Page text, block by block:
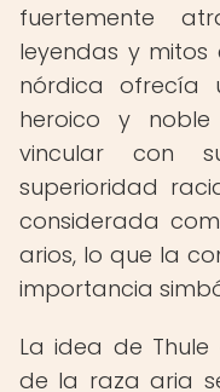
fuertemente
leyendas y mitos
nórdica ofrecía
heroico y
vincular con
superioridad
considerada
arios, lo que la
importancia
La idea de
de la raza aria